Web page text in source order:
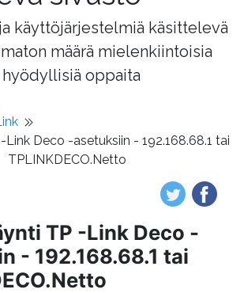
käyttöjärjestelmiä käsittelevä
määrä mielenkiintoisia
oppaita
Link Deco -asetuksiin - 192.168.68.1 tai
TPLINKDECO.Netto
TP -Link Deco -
- 192.168.68.1 tai